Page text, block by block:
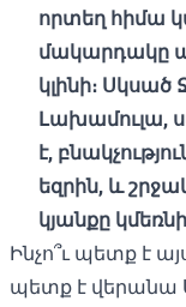
որտեղ հիմա
մակարդակը
կլինի։ Սկսած
Լախամուլա,
է,
եզրին, և
կյանքը
Ինչո՞ւ պետք է
պետք է վերանա